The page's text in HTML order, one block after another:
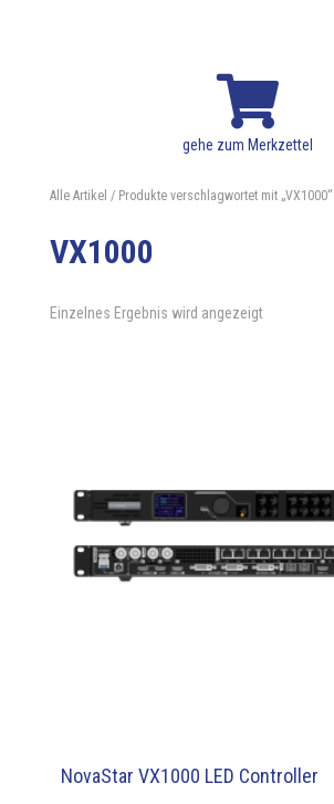

gehe zum Merkzettel
Alle Artikel / Produkte verschlagwortet mit „VX1000“
VX1000
Einzelnes Ergebnis wird angezeigt
NovaStar VX1000 LED Controller